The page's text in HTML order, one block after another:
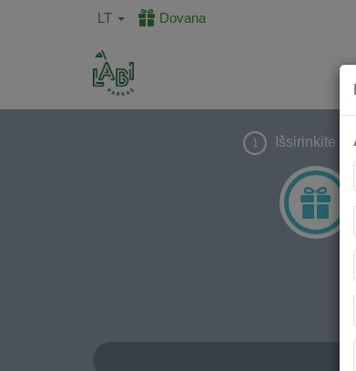
LT Dovana
1 Išsirinkite